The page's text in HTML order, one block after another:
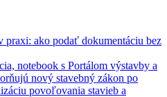
praxi: ako podať dokumentáciu bez